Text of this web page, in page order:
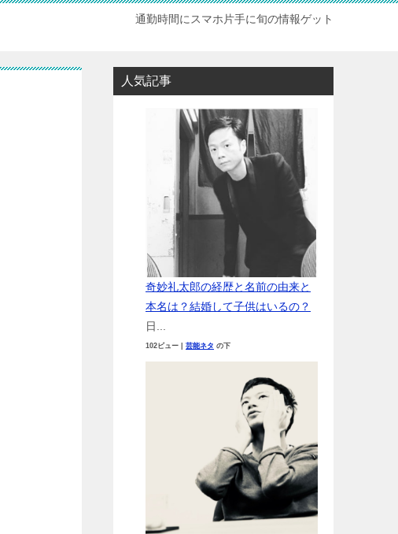
通勤時間にスマホ片手に旬の情報ゲット
人気記事
奇妙礼太郎の経歴と名前の由来と
本名は？結婚して子供はいるの？
日...
102ビュー 芸能ネタ の下